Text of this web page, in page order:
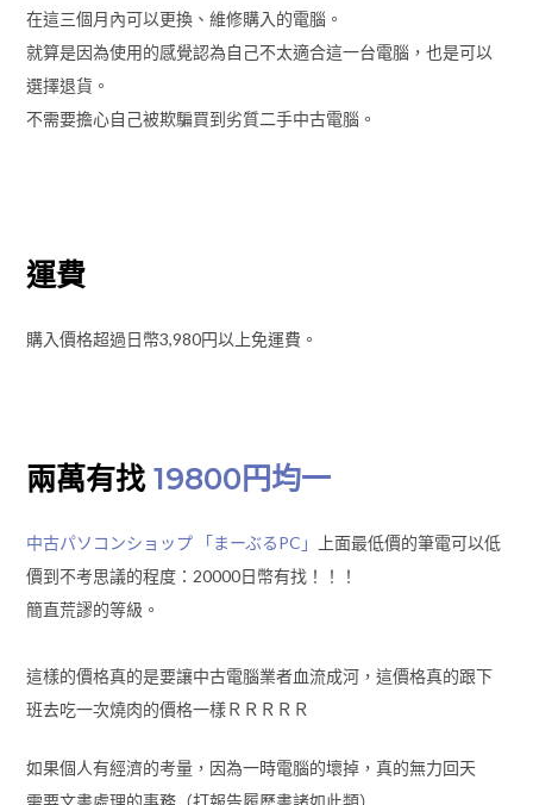
在這三個月內可以更換、維修購入的電腦。
就算是因為使用的感覺認為自己不太適合這一台電腦，也是可以
選擇退貨。
不需要擔心自己被欺騙買到劣質二手中古電腦。
運費
購入價格超過日幣3,980円以上免運費。
兩萬有找 19800円均一
中古パソコンショップ 「まーぶるPC」
上面最低價的筆電可以低
價到不考思議的程度：20000日幣有找！！！
簡直荒謬的等級。
這樣的價格真的是要讓中古電腦業者血流成河，這價格真的跟下
班去吃一次燒肉的價格一樣ＲＲＲＲＲ
如果個人有經濟的考量，因為一時電腦的壞掉，真的無力回天